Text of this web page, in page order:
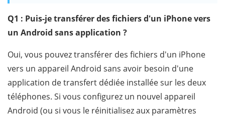
Q1 : Puis-je transférer des fichiers d'un iPhone vers
un Android sans application ?
Oui, vous pouvez transférer des fichiers d'un iPhone
vers un appareil Android sans avoir besoin d'une
application de transfert dédiée installée sur les deux
téléphones. Si vous configurez un nouvel appareil
Android (ou si vous le réinitialisez aux paramètres